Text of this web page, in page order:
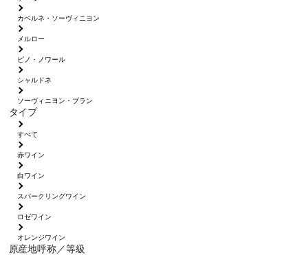
カベルネ・ソーヴィニヨン
メルロー
ピノ・ノワール
シャルドネ
ソーヴィニヨン・ブラン
タイプ
すべて
赤ワイン
白ワイン
スパークリングワイン
ロゼワイン
オレンジワイン
原産地呼称／等級